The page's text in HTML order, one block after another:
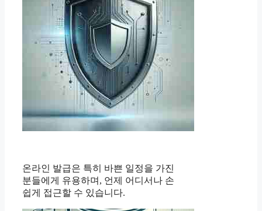
온라인 발급은 특히 바쁜 일정을 가진
분들에게 유용하며, 언제 어디서나 손
쉽게 접근할 수 있습니다.